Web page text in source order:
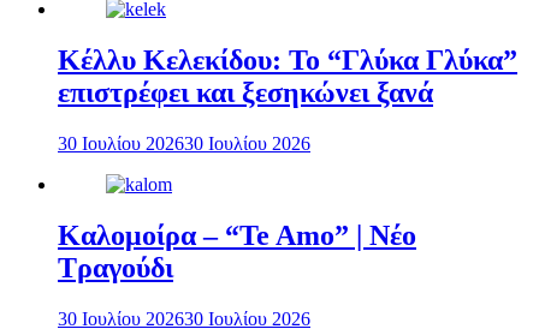
Κέλλυ Κελεκίδου: Το “Γλύκα Γλύκα”
επιστρέφει και ξεσηκώνει ξανά
30 Ιουλίου 202630 Ιουλίου 2026
Καλομοίρα – “Te Amo” | Νέο
Τραγούδι
30 Ιουλίου 202630 Ιουλίου 2026